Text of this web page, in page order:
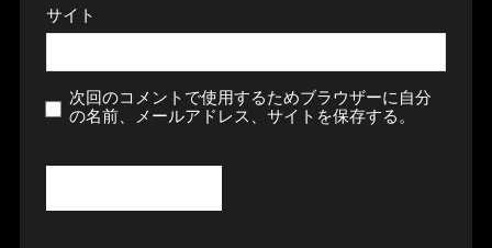
サイト
次回のコメントで使用するためブラウザーに自分
の名前、メールアドレス、サイトを保存する。